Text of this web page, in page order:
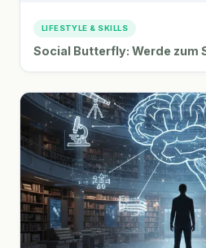
LIFESTYLE & SKILLS
Social Butterfly: Werde zum